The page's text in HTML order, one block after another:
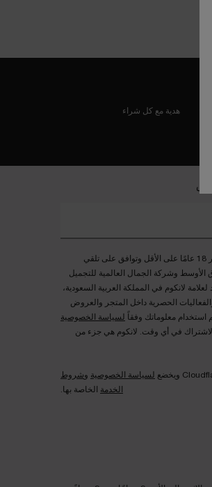
هدية مع كل شراء
إنك تؤكد أنك تبلغ من العمر 18 عامًا على الأقل وتوافق على تلقي
الأوسط وشركة الجمال العالمية للتجميل
لعلامة لانكوم في المملكة العربية السعودية،
الحصرية داخل المتجر والعروض
استخدام معلوماتك وفقاً
لسياسة الخصوصية
الاشتراك في أي وقت. لانكوم هي جزء من
لسياسة الخصوصية وشروط
الخدمة الخاصة بها.